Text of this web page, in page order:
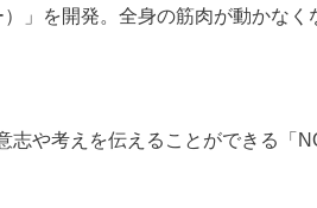
）」を開発。全身の筋肉が動かな
志や考えを伝えることができる「